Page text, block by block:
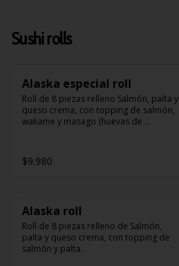
Sushi rolls
Alaska especial roll
Roll de 8 piezas relleno Salmón, palta y
queso crema, con topping de salmón,
wakame y masago (huevas de
$9.980
Alaska roll
Roll de 8 piezas relleno de Salmón,
palta y queso crema, con topping de
salmón y palta.